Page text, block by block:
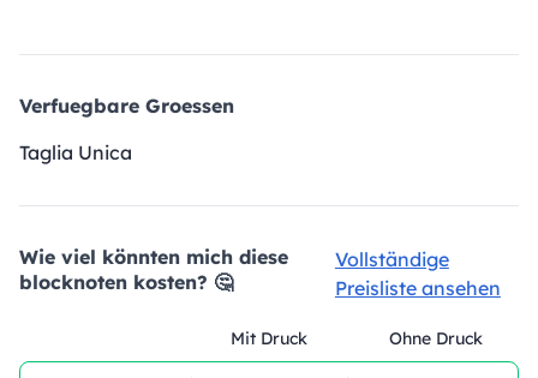
Verfuegbare Groessen
Taglia Unica
Wie viel könnten mich diese
blocknoten kosten? 🤔
Vollständige
Preisliste ansehen
Mit Druck Ohne Druck